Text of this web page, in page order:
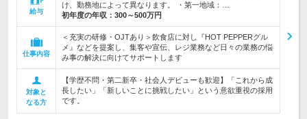
給与
け、勤務地によって異なります。 ・第一地域：…
初年度の年収： 300～500万円
仕事内容
＜充実の研修・OJTあり＞飲食店に対し『HOT PEPPERグル
メ』などを提案し、集客や宣伝、レジ業務など日々の業務の悩
み事の解決に向けてサポートします
対象と
なる方
【学歴不問・第二新卒・社会人デビューも歓迎】「これから成
長したい」「新しいことに挑戦したい」という意欲重視の採用
です。